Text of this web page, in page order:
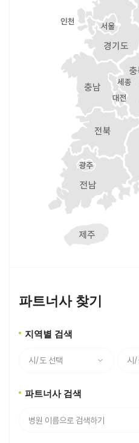
파트너사 찾기
지역별 검색
파트너사 검색